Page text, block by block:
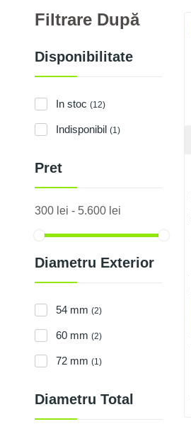
Filtrare După
Disponibilitate
In stoc (12)
Indisponibil (1)
Pret
300 lei - 5.600 lei
Diametru Exterior
54 mm (2)
60 mm (2)
72 mm (1)
Diametru Total